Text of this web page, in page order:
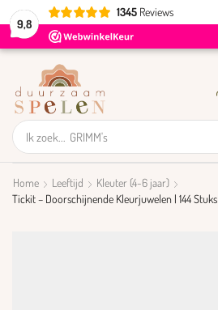
9,8
1345 Reviews
Ik zoek... GRIMM's
Home Leeftijd
Kleuter (4-6 jaar)
Tickit – Doorschijnende Kleurjuwelen | 144 Stuks